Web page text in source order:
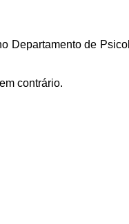
Departamento de
contrário.